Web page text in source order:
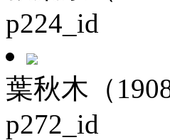
p224_id
葉秋木（
p272_id